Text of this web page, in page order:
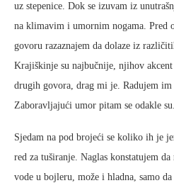
uz stepenice. Dok se izuvam iz
na klimavim i umornim nogama. Pred
govoru razaznajem da dolaze iz
Krajiškinje su najbučnije, njihov
drugih govora, drag mi je. Radujem
Zaboravljajući umor pitam se odakle su.
Sjedam na pod brojeći se koliko ih je
red za tuširanje. Naglas konstatujem
vode u bojleru, može i hladna, samo